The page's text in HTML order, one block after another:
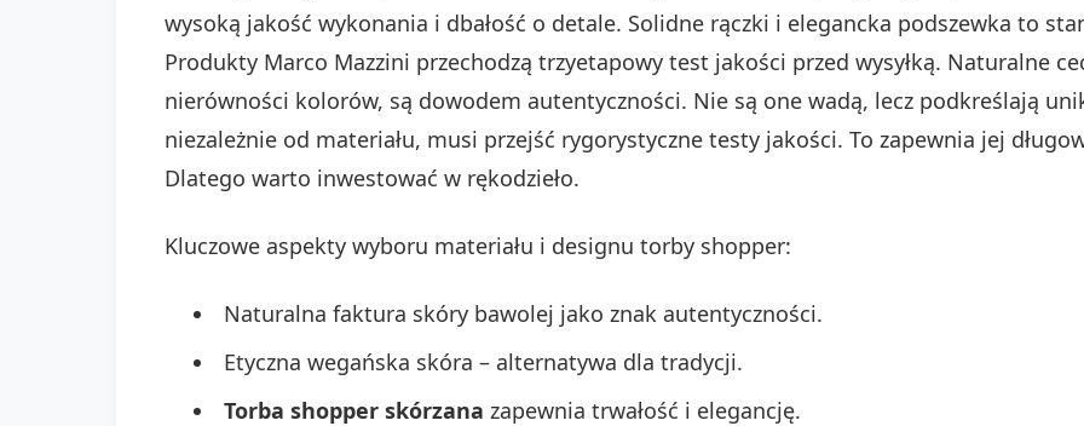
wysoką jakość wykonania i dbałość o detale. Solidne rączki i elegancka podszewka to
Produkty Marco Mazzini przechodzą trzyetapowy test jakości przed wysyłką. Naturalne
nierówności kolorów, są dowodem autentyczności. Nie są one wadą, lecz podkreślają
niezależnie od materiału, musi przejść rygorystyczne testy jakości. To zapewnia jej
Dlatego warto inwestować w rękodzieło.
Kluczowe aspekty wyboru materiału i designu torby shopper:
Naturalna faktura skóry bawolej jako znak autentyczności.
Etyczna wegańska skóra – alternatywa dla tradycji.
Torba shopper skórzana zapewnia trwałość i elegancję.